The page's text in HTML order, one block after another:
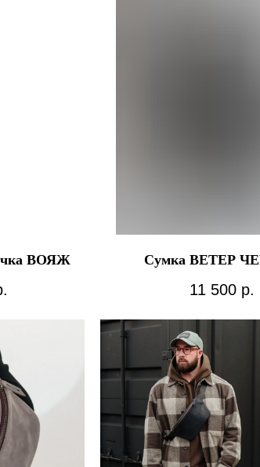
ВОЯЖ Сумка ВЕТЕР
11 500 р.